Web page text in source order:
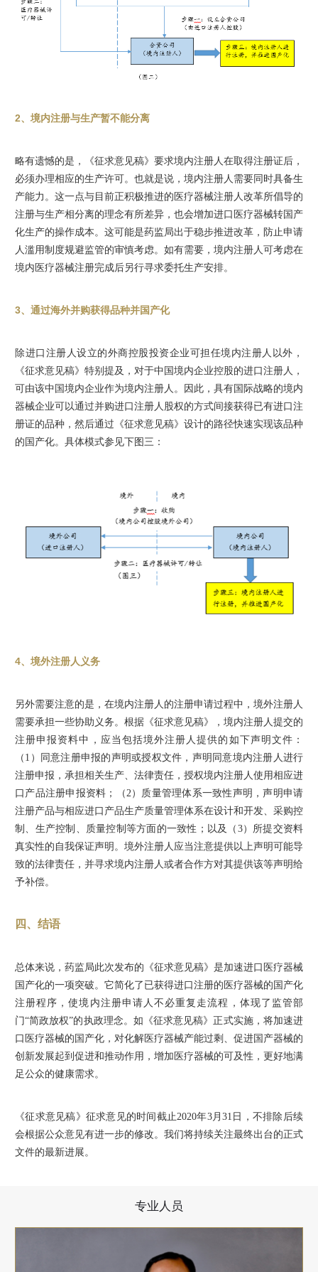
2、境内注册与生产暂不能分离
略有遗憾的是，《征求意见稿》要求境内注册人在取得注册证后，
必须办理相应的生产许可。也就是说，境内注册人需要同时具备生
产能力。这一点与目前正积极推进的医疗器械注册人改革所倡导的
注册与生产相分离的理念有所差异，也会增加进口医疗器械转国产
化生产的操作成本。这可能是药监局出于稳步推进改革，防止申请
人滥用制度规避监管的审慎考虑。如有需要，境内注册人可考虑在
境内医疗器械注册完成后另行寻求委托生产安排。
3、通过海外并购获得品种并国产化
除进口注册人设立的外商控股投资企业可担任境内注册人以外，
《征求意见稿》特别提及，对于中国境内企业控股的进口注册人，
可由该中国境内企业作为境内注册人。因此，具有国际战略的境内
器械企业可以通过并购进口注册人股权的方式间接获得已有进口注
册证的品种，然后通过《征求意见稿》设计的路径快速实现该品种
的国产化。具体模式参见下图三：
4、境外注册人义务
另外需要注意的是，在境内注册人的注册申请过程中，境外注册人
需要承担一些协助义务。根据《征求意见稿》，境内注册人提交的
注册申报资料中，应当包括境外注册人提供的如下声明文件：
（1）同意注册申报的声明或授权文件，声明同意境内注册人进行
注册申报，承担相关生产、法律责任，授权境内注册人使用相应进
口产品注册申报资料；（2）质量管理体系一致性声明，声明申请
注册产品与相应进口产品生产质量管理体系在设计和开发、采购控
制、生产控制、质量控制等方面的一致性；以及（3）所提交资料
真实性的自我保证声明。境外注册人应当注意提供以上声明可能导
致的法律责任，并寻求境内注册人或者合作方对其提供该等声明给
予补偿。
四、结语
总体来说，药监局此次发布的《征求意见稿》是加速进口医疗器械
国产化的一项突破。它简化了已获得进口注册的医疗器械的国产化
注册程序，使境内注册申请人不必重复走流程，体现了监管部
门“简政放权”的执政理念。如《征求意见稿》正式实施，将加速进
口医疗器械的国产化，对化解医疗器械产能过剩、促进国产器械的
创新发展起到促进和推动作用，增加医疗器械的可及性，更好地满
足公众的健康需求。
《征求意见稿》征求意见的时间截止2020年3月31日，不排除后续
会根据公众意见有进一步的修改。我们将持续关注最终出台的正式
文件的最新进展。
专业人员